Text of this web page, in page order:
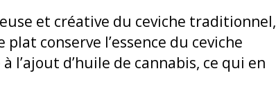
et créative du ceviche traditionnel,
conserve l’essence du ceviche
l’ajout d’huile de cannabis, ce qui en